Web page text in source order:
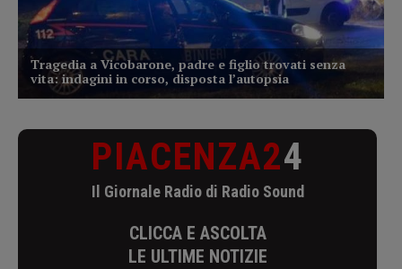
PIACENZA24
Il Giornale Radio di Radio Sound
CLICCA E ASCOLTA
LE ULTIME NOTIZIE